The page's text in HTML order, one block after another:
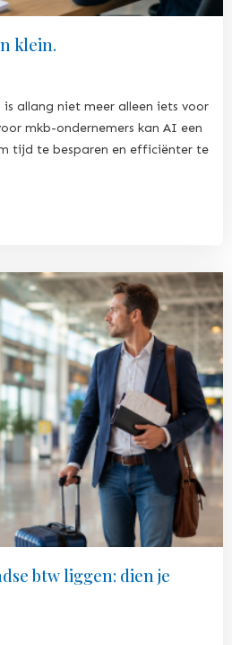
klein.
allang niet meer alleen iets voor
mkb-ondernemers kan AI een
tijd te besparen en efficiënter te
btw liggen: dien je